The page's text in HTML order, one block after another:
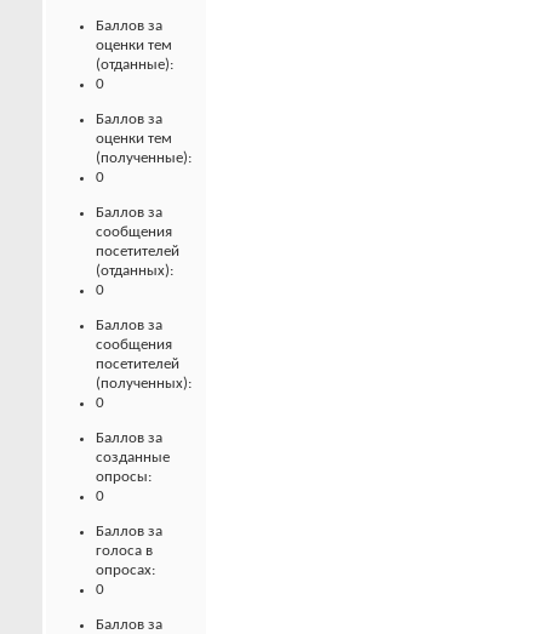
Баллов за
оценки тем
(отданные):
0
Баллов за
оценки тем
(полученные):
0
Баллов за
сообщения
посетителей
(отданных):
0
Баллов за
сообщения
посетителей
(полученных):
0
Баллов за
созданные
опросы:
0
Баллов за
голоса в
опросах:
0
Баллов за